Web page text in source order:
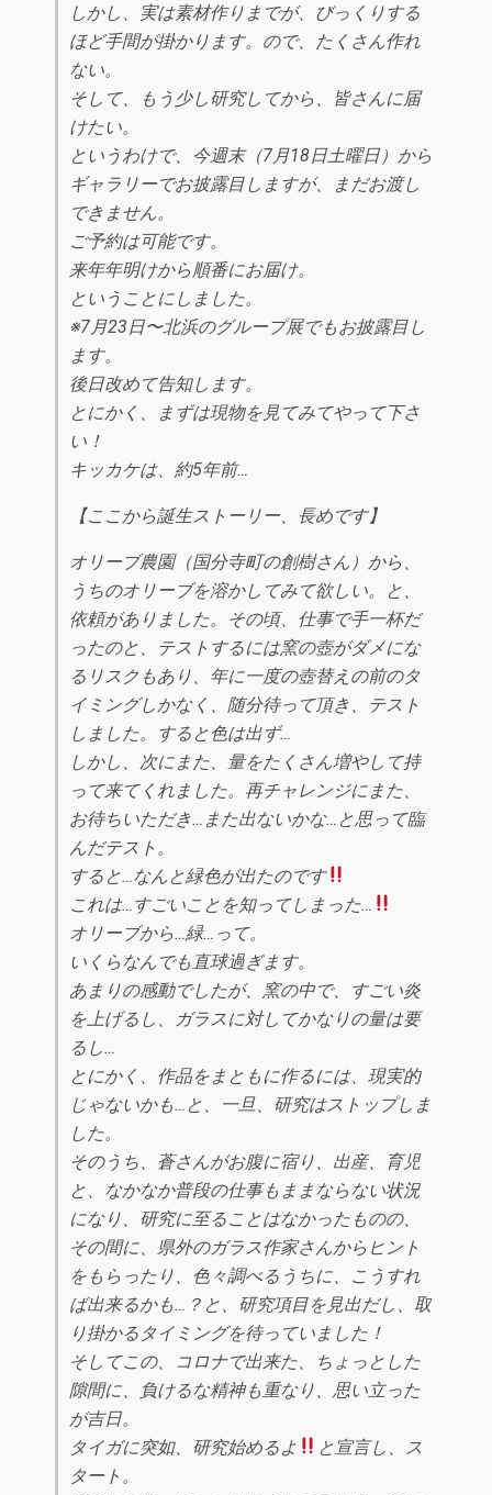
しかし、実は素材作りまでが、びっくりする
ほど手間が掛かります。ので、たくさん作れ
ない。
そして、もう少し研究してから、皆さんに届
けたい。
というわけで、今週末（7月18日土曜日）から
ギャラリーでお披露目しますが、まだお渡し
できません。
ご予約は可能です。
来年年明けから順番にお届け。
ということにしました。
※7月23日〜北浜のグループ展でもお披露目し
ます。
後日改めて告知します。
とにかく、まずは現物を見てみてやって下さ
い！
キッカケは、約5年前…
【ここから誕生ストーリー、長めです】
オリーブ農園（国分寺町の創樹さん）から、
うちのオリーブを溶かしてみて欲しい。と、
依頼がありました。その頃、仕事で手一杯だ
ったのと、テストするには窯の壺がダメにな
るリスクもあり、年に一度の壺替えの前のタ
イミングしかなく、随分待って頂き、テスト
しました。すると色は出ず…
しかし、次にまた、量をたくさん増やして持
って来てくれました。再チャレンジにまた、
お待ちいただき…また出ないかな…と思って臨
んだテスト。
すると…なんと緑色が出たのです
これは…すごいことを知ってしまった…
オリーブから…緑…って。
いくらなんでも直球過ぎます。
あまりの感動でしたが、窯の中で、すごい炎
を上げるし、ガラスに対してかなりの量は要
るし…
とにかく、作品をまともに作るには、現実的
じゃないかも…と、一旦、研究はストップしま
した。
そのうち、蒼さんがお腹に宿り、出産、育児
と、なかなか普段の仕事もままならない状況
になり、研究に至ることはなかったものの、
その間に、県外のガラス作家さんからヒント
をもらったり、色々調べるうちに、こうすれ
ば出来るかも…？と、研究項目を見出だし、取
り掛かるタイミングを待っていました！
そしてこの、コロナで出来た、ちょっとした
隙間に、負けるな精神も重なり、思い立った
が吉日。
タイガに突如、研究始めるよ
と宣言し、ス
タート。